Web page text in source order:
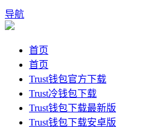
导航
首页
首页
Trust钱包官方下载
Trust冷钱包下载
Trust钱包下载最新版
Trust钱包下载安卓版